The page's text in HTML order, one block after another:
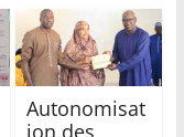
Autonomisat
ion des